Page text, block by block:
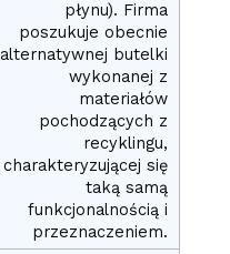
płynu). Firma
poszukuje obecnie
alternatywnej butelki
wykonanej z
materiałów
pochodzących z
recyklingu,
charakteryzującej się
taką samą
funkcjonalnością i
przeznaczeniem.